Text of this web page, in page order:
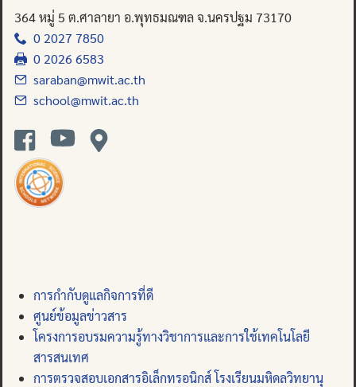
364 หมู่ 5 ต.ศาลายา อ.พุทธมณฑล จ.นครปฐม 73170
0 2027 7850
0 2026 6583
saraban@mwit.ac.th
school@mwit.ac.th
การกำกับดูแลกิจการที่ดี
ศูนย์ข้อมูลข่าวสาร
โครงการอบรมความรู้ทางวิชาการและการใช้เทคโนโลยี
สารสนเทศ
การตรวจสอบเอกสารอิเล็กทรอนิกส์ โรงเรียนมหิดลวิทยานุ